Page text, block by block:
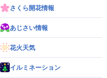
さくら開花情報
あじさい情報
花火天気
イルミネーション